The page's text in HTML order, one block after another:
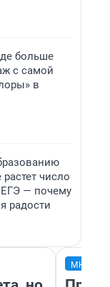
больше
с самой
в
число
— почему
радости